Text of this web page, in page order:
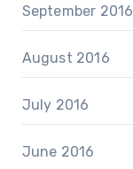
September 2016
August 2016
July 2016
June 2016